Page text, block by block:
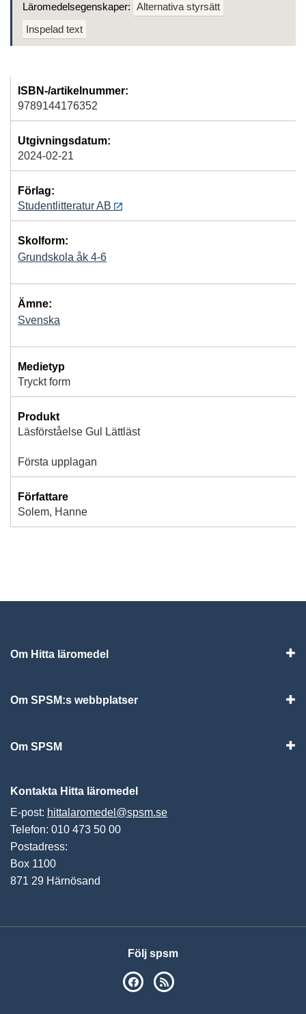
Läromedelsegenskaper: Alternativa styrsätt
Inspelad text
ISBN-/artikelnummer:
9789144176352
Utgivningsdatum:
2024-02-21
Förlag:
Studentlitteratur AB
Skolform:
Grundskola åk 4-6
Ämne:
Svenska
Medietyp
Tryckt form
Produkt
Läsförståelse Gul Lättläst
Första upplagan
Författare
Solem, Hanne
Om Hitta läromedel
Om SPSM:s webbplatser
Om SPSM
Kontakta Hitta läromedel
E-post: hittalaromedel@spsm.se
Telefon: 010 473 50 00
Postadress:
Box 1100
871 29 Härnösand
Följ spsm
SPSM på Facebook